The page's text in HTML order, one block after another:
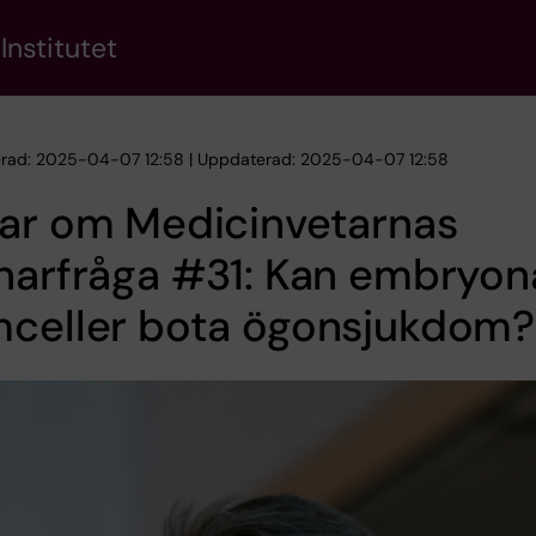
2025-04-07 12:58 | Uppdaterad: 2025-04-07 12:58
om Medicinvetarnas
#31: Kan
bota ögonsjukdom?